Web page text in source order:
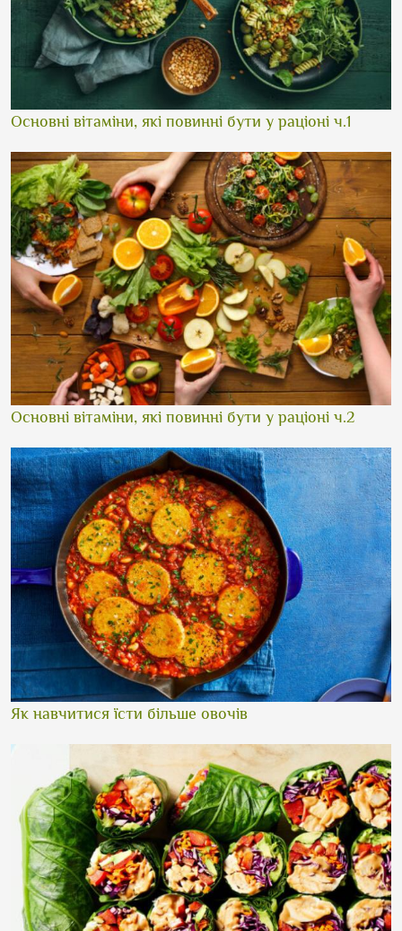
Основні вітаміни, які повинні бути у раціоні ч.1
Основні вітаміни, які повинні бути у раціоні ч.2
Як навчитися їсти більше овочів